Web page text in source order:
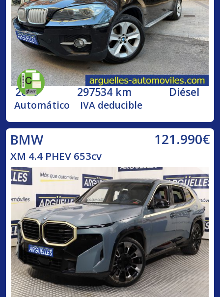
2009 297534 km Diésel
Automático IVA deducible
BMW 121.990€
XM 4.4 PHEV 653cv